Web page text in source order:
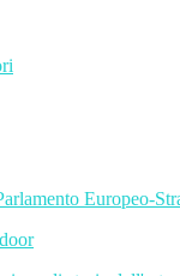
Europeo-